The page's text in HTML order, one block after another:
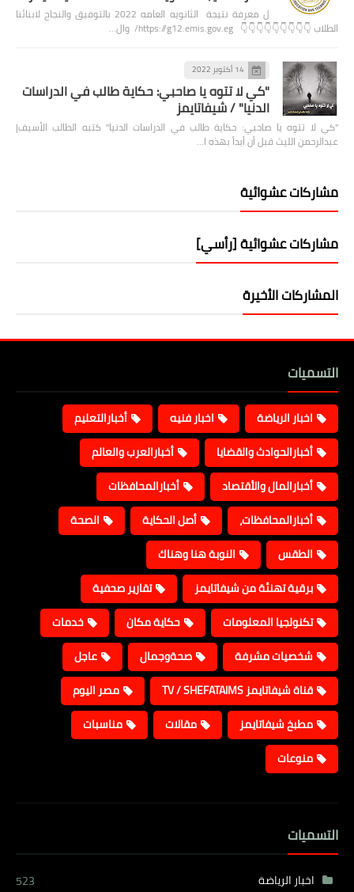
ل معرفة نتيجة الثانويه العامه 2022 بالتوفيق والنجاح لابنائنا
الطلاب 👇👇👇👇👇👇👇👇👇 https://g12.emis.gov.eg/ وال…
14 أكتوبر 2022
"كي لا تتوه يا صاحبي: حكاية طالب في الدراسات
الدنيا" / شيفاتايمز
"كي لا تتوه يا صاحبي: حكاية طالب في الدراسات الدنيا" كتبه الطالب الأسيف|
عبدالرحمن الليث قبل أن أبدأ بهذه ا…
مشاركات عشوائية
مشاركات عشوائية [رأسي]
المشاركات الأخيرة
التسميات
اخبار الرياضة اخبار فنيه
أخبارالتعليم
أخبارالحوادث والقضايا
أخبارالعرب والعالم
أخبارالمال والأقتصاد
أخبارالمحافظات
أخبارالمحافظات،
أصل الحكاية
الصحة
الطقس
النوبة هنا وهناك
برقية تهنئة من شيفاتايمز
تقارير صحفية
تكنولجيا المعلومات
حكاية مكان
خدمات
شخصيات مشرفة
صحةوجمال
عاجل
قناة شيفاتايمز TV / SHEFATAIMS
مصر اليوم
مطبخ شيفاتايمز
مقالات
مناسبات
منوعات
التسميات
اخبار الرياضة
523